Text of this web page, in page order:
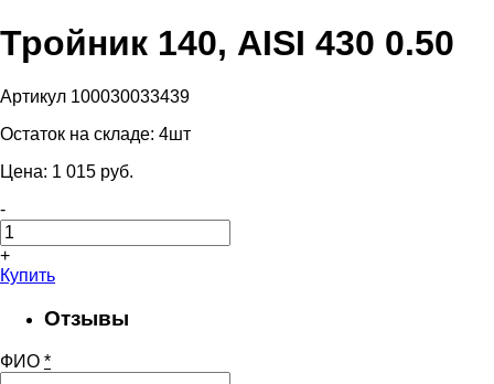
Тройник 140, AISI 430 0.50
Артикул 100030033439
Остаток на складе: 4шт
Цена: 1 015 pуб.
-
+
Купить
Отзывы
ФИО *